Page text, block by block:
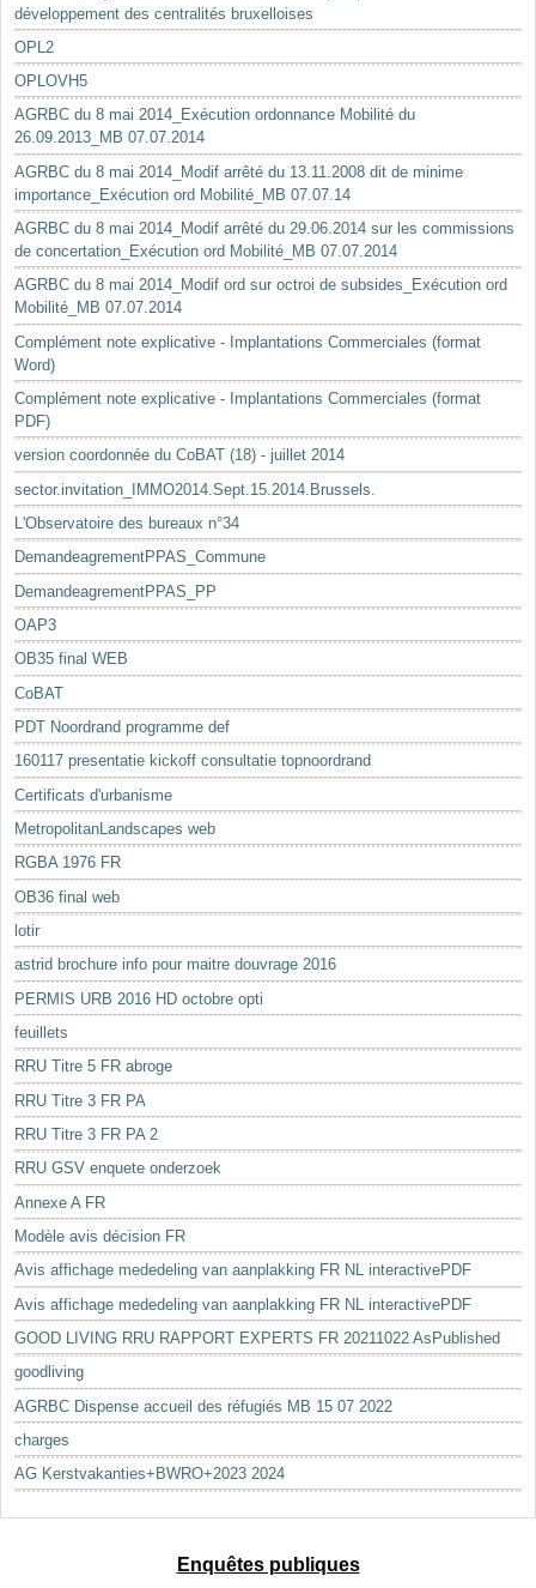
développement des centralités bruxelloises
OPL2
OPLOVH5
AGRBC du 8 mai 2014_Exécution ordonnance Mobilité du
26.09.2013_MB 07.07.2014
AGRBC du 8 mai 2014_Modif arrêté du 13.11.2008 dit de minime
importance_Exécution ord Mobilité_MB 07.07.14
AGRBC du 8 mai 2014_Modif arrêté du 29.06.2014 sur les commissions
de concertation_Exécution ord Mobilité_MB 07.07.2014
AGRBC du 8 mai 2014_Modif ord sur octroi de subsides_Exécution ord
Mobilité_MB 07.07.2014
Complément note explicative - Implantations Commerciales (format
Word)
Complément note explicative - Implantations Commerciales (format
PDF)
version coordonnée du CoBAT (18) - juillet 2014
sector.invitation_IMMO2014.Sept.15.2014.Brussels.
L'Observatoire des bureaux n°34
DemandeagrementPPAS_Commune
DemandeagrementPPAS_PP
OAP3
OB35 final WEB
CoBAT
PDT Noordrand programme def
160117 presentatie kickoff consultatie topnoordrand
Certificats d'urbanisme
MetropolitanLandscapes web
RGBA 1976 FR
OB36 final web
lotir
astrid brochure info pour maitre douvrage 2016
PERMIS URB 2016 HD octobre opti
feuillets
RRU Titre 5 FR abroge
RRU Titre 3 FR PA
RRU Titre 3 FR PA 2
RRU GSV enquete onderzoek
Annexe A FR
Modèle avis décision FR
Avis affichage mededeling van aanplakking FR NL interactivePDF
Avis affichage mededeling van aanplakking FR NL interactivePDF
GOOD LIVING RRU RAPPORT EXPERTS FR 20211022 AsPublished
goodliving
AGRBC Dispense accueil des réfugiés MB 15 07 2022
charges
AG Kerstvakanties+BWRO+2023 2024
Enquêtes publiques